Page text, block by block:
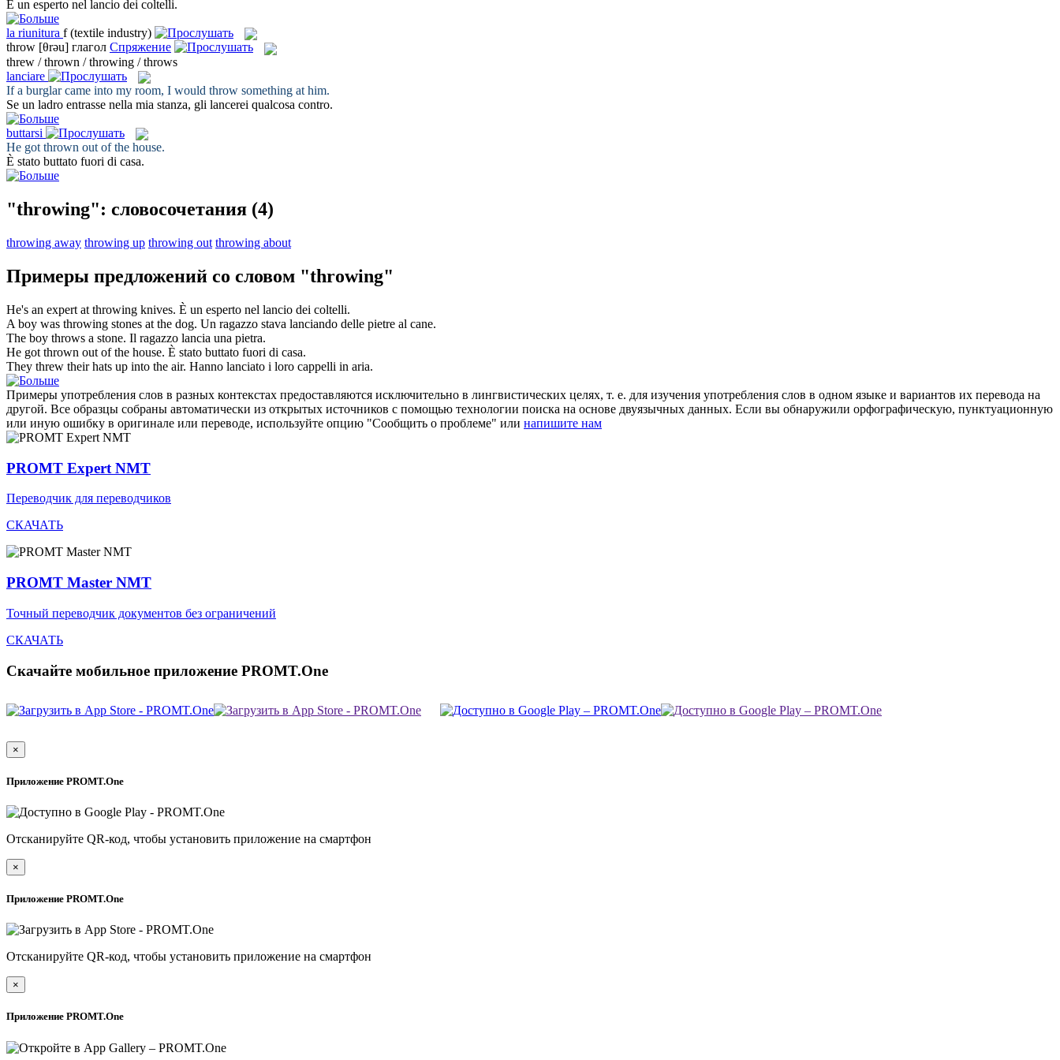
È un esperto nel lancio dei coltelli.
la riunitura f (textile industry)
throw [θrəu] глагол Спряжение
threw / thrown / throwing / throws
lanciare
If a burglar came into my room, I would throw something at him.
Se un ladro entrasse nella mia stanza, gli lancerei qualcosa contro.
buttarsi
He got thrown out of the house.
È stato buttato fuori di casa.
"throwing": словосочетания (4)
throwing away throwing up throwing out throwing about
Примеры предложений со словом "throwing"
He's an expert at throwing knives. È un esperto nel lancio dei coltelli.
A boy was throwing stones at the dog. Un ragazzo stava lanciando delle pietre al cane.
The boy throws a stone. Il ragazzo lancia una pietra.
He got thrown out of the house. È stato buttato fuori di casa.
They threw their hats up into the air. Hanno lanciato i loro cappelli in aria.
Примеры употребления слов в разных контекстах предоставляются исключительно в лингвистических целях, т. е. для изучения употребления слов в одном языке и вариантов их перевода на
другой. Все образцы собраны автоматически из открытых источников с помощью технологии поиска на основе двуязычных данных. Если вы обнаружили орфографическую, пунктуационную
или иную ошибку в оригинале или переводе, используйте опцию "Сообщить о проблеме" или напишите нам
PROMT Expert NMT
Переводчик для переводчиков
СКАЧАТЬ
PROMT Master NMT
Точный переводчик документов без ограничений
СКАЧАТЬ
Скачайте мобильное приложение PROMT.One
×
Приложение PROMT.One
Отсканируйте QR-код, чтобы установить приложение на смартфон
×
Приложение PROMT.One
Отсканируйте QR-код, чтобы установить приложение на смартфон
×
Приложение PROMT.One